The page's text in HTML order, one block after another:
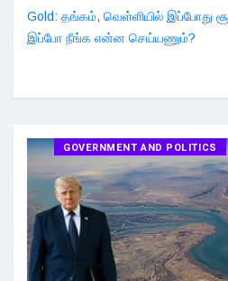
Gold: தங்கம், வெள்ளியில் இப்போது
இப்போ நீங்க என்ன செய்யணும்?
GOVERNMENT AND POLITICS